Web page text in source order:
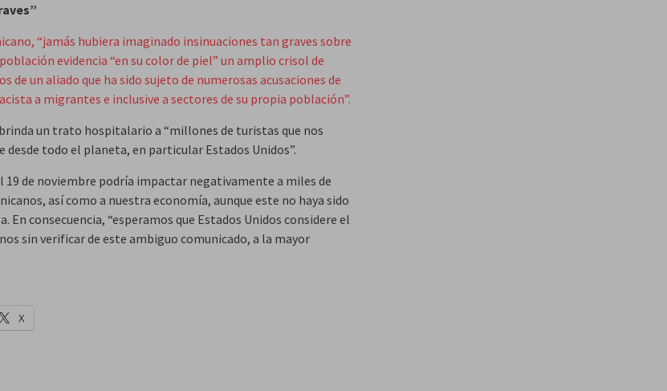
“jamás hubiera imaginado insinuaciones tan graves sobre
evidencia “en su color de piel” un amplio crisol de
de un aliado que ha sido sujeto de numerosas acusaciones de
a migrantes e inclusive a sectores de su propia población”.
un trato hospitalario a “millones de turistas que nos
todo el planeta, en particular Estados Unidos”.
19 de noviembre podría impactar negativamente a miles de
así como a nuestra economía, aunque este no haya sido
En consecuencia, “esperamos que Estados Unidos considere el
sin verificar de este ambiguo comunicado, a la mayor
X